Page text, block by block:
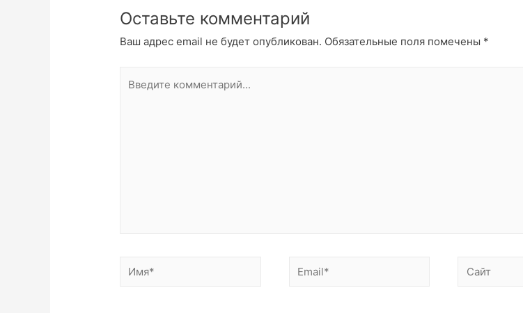
Оставьте комментарий
Ваш адрес email не будет опубликован. Обязательные поля помечены *
комментарий...
Имя* Email* Сайт